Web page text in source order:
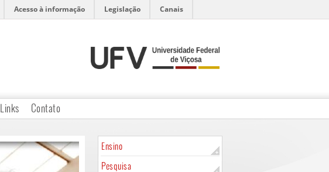
Acesso à informação Legislação Canais
Links Contato
Ensino
Pesquisa